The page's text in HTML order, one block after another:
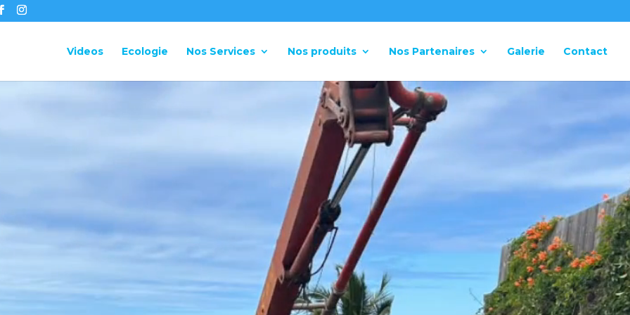
Videos Ecologie Nos Services Nos produits Nos Partenaires Galerie Contact